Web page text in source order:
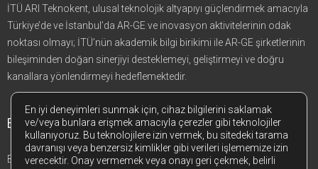
İTÜ ARI Teknokent, ulusal teknolojik altyapıyı güçlendirmek amacıyla
Türkiye’de ve İstanbul’da AR-GE ve inovasyon aktivitelerinin odak
noktası olmayı; İTÜ’nün akademik bilgi birikimi ile AR-GE şirketlerinin
bileşiminden doğan sinerjiyi desteklemeyi, geliştirmeyi ve doğru
kanallara yönlendirmeyi hedeflemektedir.
BIZI TAKIP EDIN
Bizi sosyal medyada da takip edin!
En iyi deneyimleri sunmak için, cihaz bilgilerini saklamak
ve/veya bunlara erişmek amacıyla çerezler gibi teknolojiler
kullanıyoruz. Bu teknolojilere izin vermek, bu sitedeki tarama
davranışı veya benzersiz kimlikler gibi verileri işlememize izin
verecektir. Onay vermemek veya onayı geri çekmek, belirli